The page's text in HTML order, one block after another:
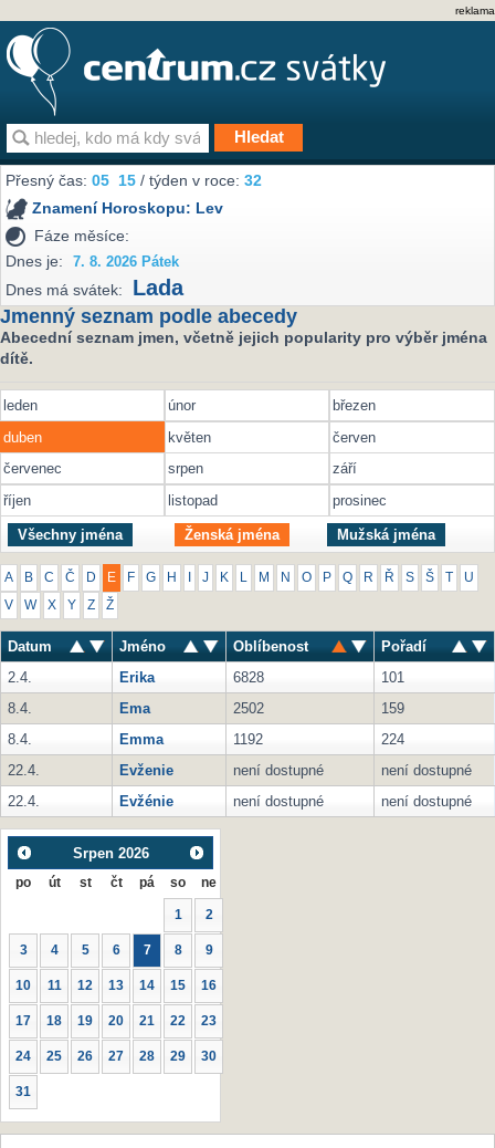
reklama
Přesný čas:05 15 / týden v roce:32
Znamení Horoskopu: Lev
Fáze měsíce:
Dnes je:
7. 8. 2026 Pátek
Dnes má svátek: Lada
Jmenný seznam podle abecedy
Abecední seznam jmen, včetně jejich popularity pro výběr jména
dítě.
leden únor
březen
duben
květen
červen
červenec
srpen
září
říjen
listopad prosinec
Všechny jména Ženská jména Mužská jména
A B C Č D E F G H J K M N O P Q R Ř S Š U
V W X Y Z Ž
Datum Jméno Oblíbenost
Pořadí
2.4.
Erika 6828
101
8.4.
Ema 2502
159
8.4.
Emma 1192
224
22.4.
Evženie není dostupné
není dostupné
22.4.
Evžénie není dostupné není dostupné
Srpen 2026
po út st čt pá so ne
1 2
3 4 5 6 7 8 9
10 11 12 13 14 15 16
17 18 19 20 21 22 23
24 25 26 27 28 29 30
31